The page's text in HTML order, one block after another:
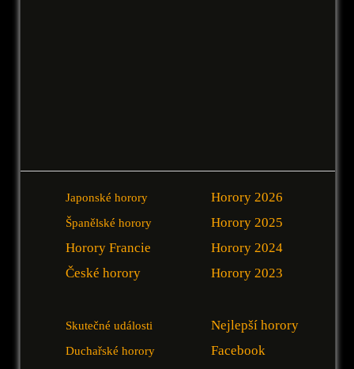
Japonské horory
Španělské horory
Horory Francie
České horory
Horory 2026
Horory 2025
Horory 2024
Horory 2023
Skutečné události
Duchařské horory
Nejlepší horory
Facebook